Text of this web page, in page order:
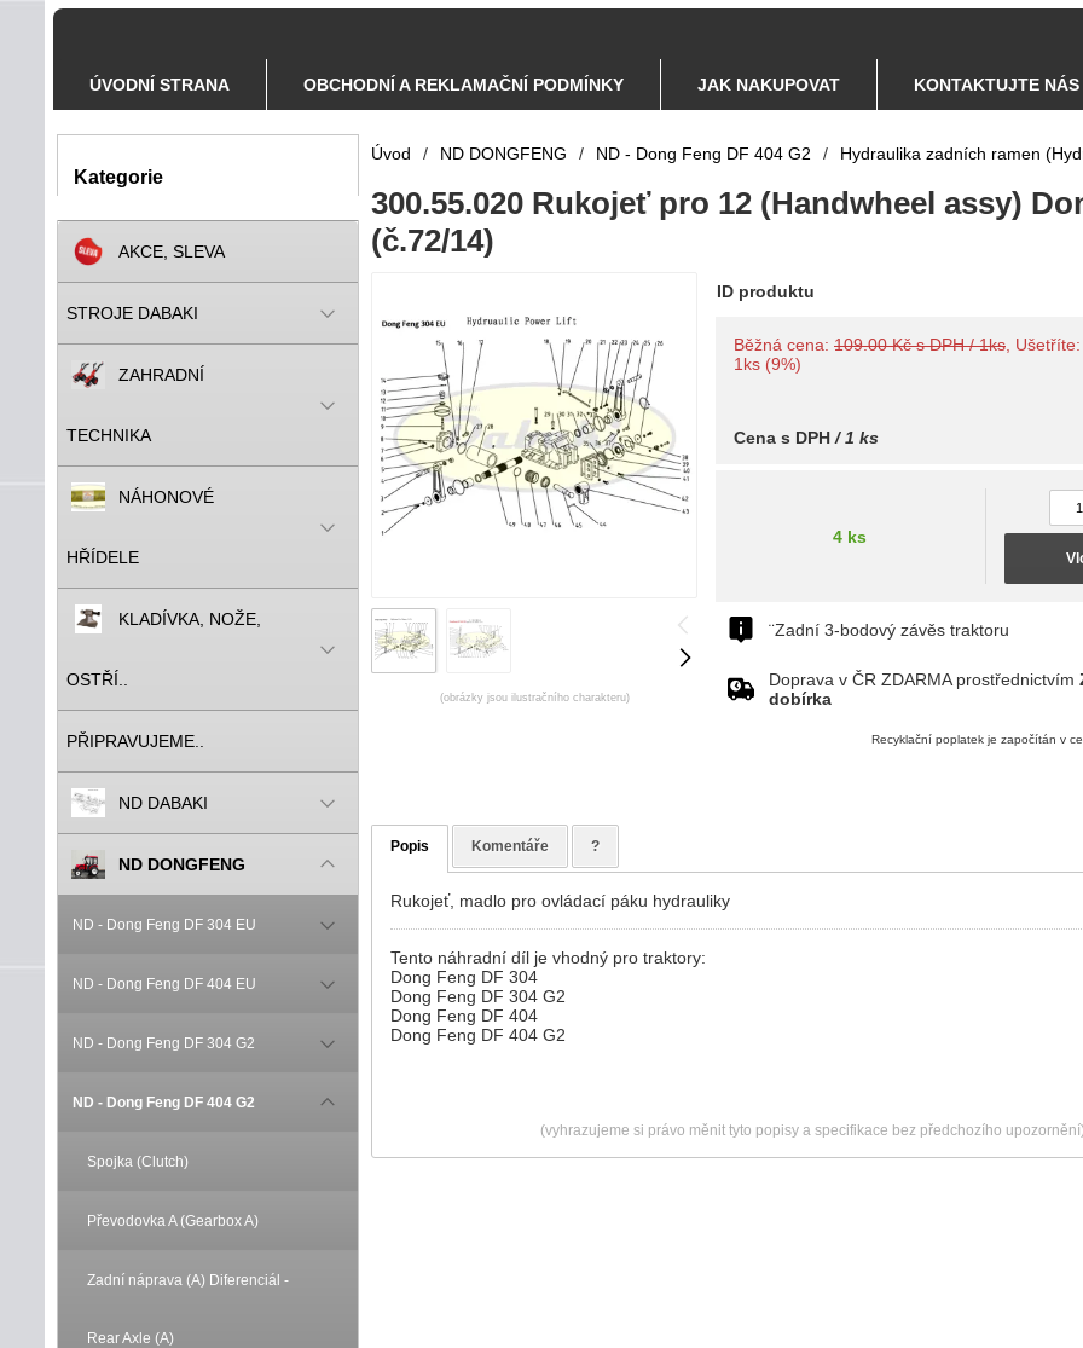
ÚVODNÍ STRANA OBCHODNÍ A REKLAMAČNÍ PODMÍNKY JAK NAKUPOVAT KONTAKTUJTE NÁS
Kategorie
AKCE, SLEVA
STROJE DABAKI
ZAHRADNÍ
TECHNIKA
NÁHONOVÉ
HŘÍDELE
KLADÍVKA, NOŽE,
OSTŘÍ..
PŘIPRAVUJEME..
ND DABAKI
ND DONGFENG
ND - Dong Feng DF 304 EU
ND - Dong Feng DF 404 EU
ND - Dong Feng DF 304 G2
ND - Dong Feng DF 404 G2
Spojka (Clutch)
Převodovka A (Gearbox A)
Zadní náprava (A) Diferenciál -
Rear Axle (A)
Úvod / ND DONGFENG / ND - Dong Feng DF 404 G2 / Hydraulika zadních ramen
300.55.020 Rukojeť pro 12 (Handwheel assy)
(č.72/14)
(obrázky jsou ilustračního charakteru)
ID produktu
Běžná cena: 109.00 Kč s DPH / 1ks ,
1ks (9%)
Cena s DPH / 1 ks
4 ks
¨Zadní 3-bodový závěs traktoru
Doprava v ČR ZDARMA prostřednictvím
dobírka
Recyklační poplatek je započítán v
Popis Komentáře ?
Rukojeť, madlo pro ovládací páku hydrauliky
Tento náhradní díl je vhodný pro traktory:
Dong Feng DF 304
Dong Feng DF 304 G2
Dong Feng DF 404
Dong Feng DF 404 G2
(vyhrazujeme si právo měnit tyto popisy a specifikace bez předchozího